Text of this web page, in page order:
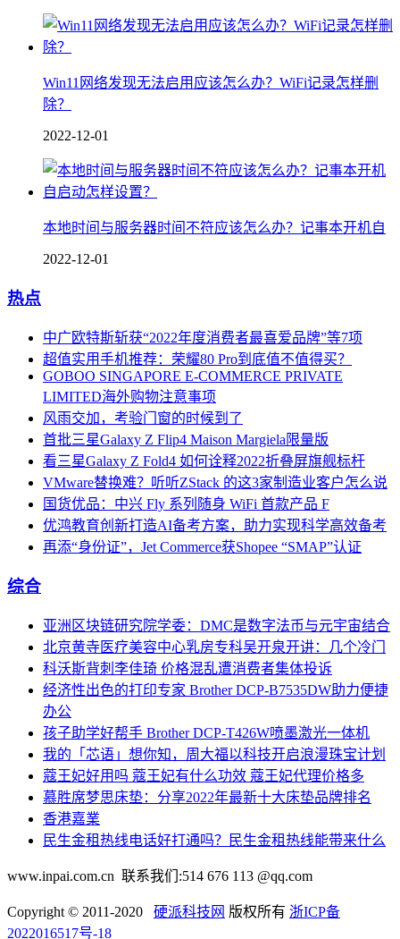
Win11网络发现无法启用应该怎么办？WiFi记录怎样删
除？
2022-12-01
本地时间与服务器时间不符应该怎么办？记事本开机自
2022-12-01
热点
中广欧特斯斩获“2022年度消费者最喜爱品牌”等7项
超值实用手机推荐：荣耀80 Pro到底值不值得买？
GOBOO SINGAPORE E-COMMERCE PRIVATE
LIMITED海外购物注意事项
风雨交加，考验门窗的时候到了
首批三星Galaxy Z Flip4 Maison Margiela限量版
看三星Galaxy Z Fold4 如何诠释2022折叠屏旗舰标杆
VMware替换难？听听ZStack 的这3家制造业客户怎么说
国货优品：中兴 Fly 系列随身 WiFi 首款产品 F
优鸿教育创新打造AI备考方案，助力实现科学高效备考
再添“身份证”，Jet Commerce获Shopee “SMAP”认证
综合
亚洲区块链研究院学委：DMC是数字法币与元宇宙结合
北京黄寺医疗美容中心乳房专科吴开泉开讲：几个冷门
科沃斯背刺李佳琦 价格混乱遭消费者集体投诉
经济性出色的打印专家 Brother DCP-B7535DW助力便捷
办公
孩子助学好帮手 Brother DCP-T426W喷墨激光一体机
我的「芯语」想你知，周大福以科技开启浪漫珠宝计划
蔻王妃好用吗 蔻王妃有什么功效 蔻王妃代理价格多
慕胜席梦思床垫：分享2022年最新十大床垫品牌排名
香港嘉業
民生金租热线电话好打通吗？民生金租热线能带来什么
www.inpai.com.cn 联系我们:514 676 113 @qq.com
Copyright © 2011-2020 硬派科技网 版权所有 浙ICP备
2022016517号-18